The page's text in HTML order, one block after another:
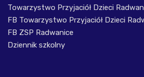
Towarzystwo Przyjaciół Dzieci
FB Towarzystwo Przyjaciół Dzieci
FB ZSP Radwanice
Dziennik szkolny